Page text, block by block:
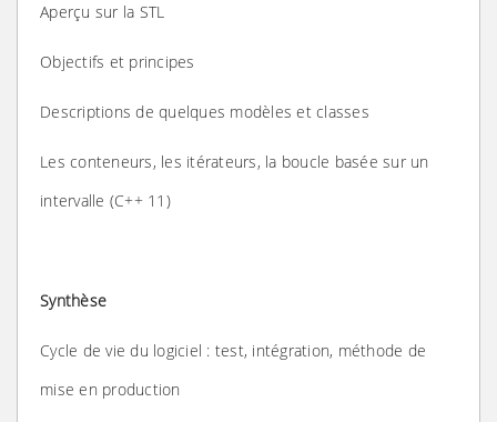
Aperçu sur la STL
Objectifs et principes
Descriptions de quelques modèles et classes
Les conteneurs, les itérateurs, la boucle basée sur un
intervalle (C++ 11)
Synthèse
Cycle de vie du logiciel : test, intégration, méthode de
mise en production